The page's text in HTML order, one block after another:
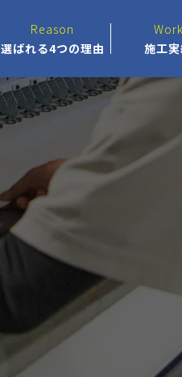
Reason
選ばれる4つの理由
Work
施工